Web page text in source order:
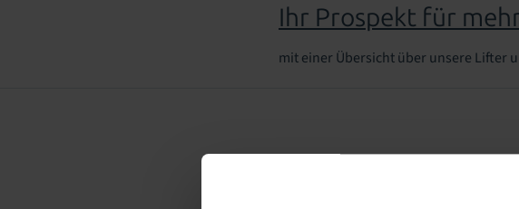
Ihr Prospekt für
mit einer Übersicht über unsere Lifter